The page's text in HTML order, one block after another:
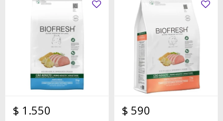
$ 1.550 $ 590